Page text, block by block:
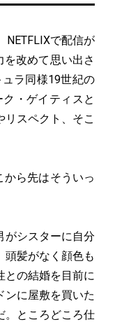
で配信が
改めて思い出さ
ラ同様19世紀の
・ゲイティスと
リスペクト、そこ
ら先はそういっ
シスターに自分
頭髪がなく顔色も
との結婚を目前に
ンに屋敷を買いた
。ところどころ仕